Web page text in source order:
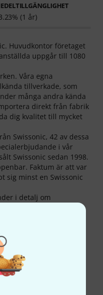
(1 år)
Huvudkontor företaget
uppgår till 1080
Våra egna
tillverkade, som
många andra kända
direkt från fabrik
dig kvalitet till mycket
Swissonic, 42 av dessa
i vår
Swissonic sedan 1998.
Faktum är att var
sig minst en Swissonic
i detalj om
vi följande 3170 st
liksom annan
här på vår websida.
33 andra 360 zoom
28 testrapporter från
toppsäljare på